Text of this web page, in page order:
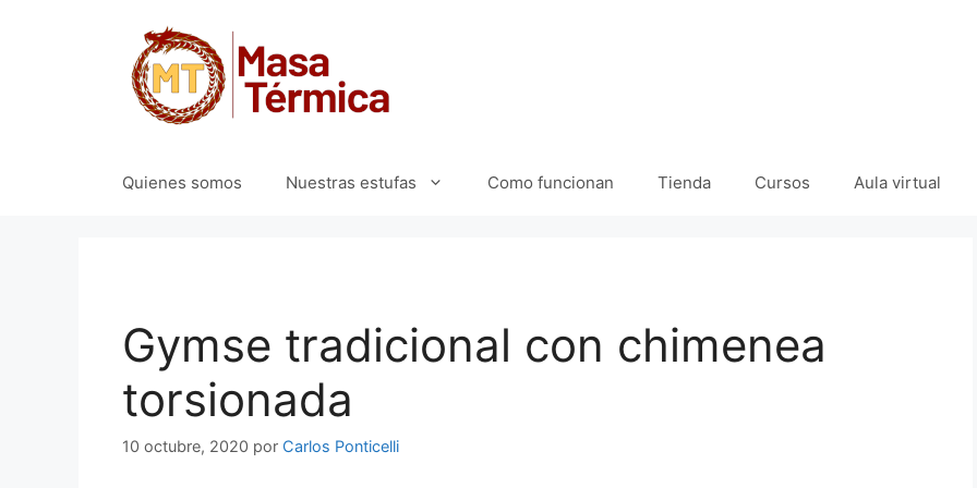
Quienes somos Nuestras estufas Como funcionan Tienda Cursos Aula virtual
Gymse tradicional con chimenea
torsionada
10 octubre, 2020 por Carlos Ponticelli